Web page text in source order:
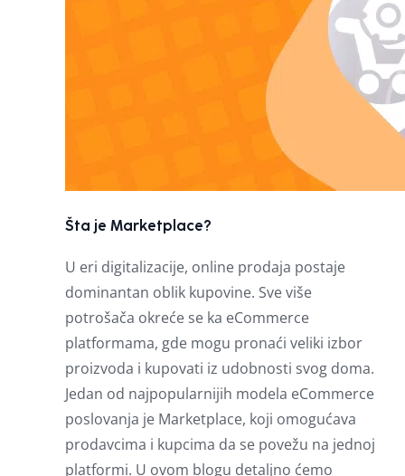
Šta je Marketplace?
U eri digitalizacije, online prodaja postaje
dominantan oblik kupovine. Sve više
potrošača okreće se ka eCommerce
platformama, gde mogu pronaći veliki izbor
proizvoda i kupovati iz udobnosti svog doma.
Jedan od najpopularnijih modela eCommerce
poslovanja je Marketplace, koji omogućava
prodavcima i kupcima da se povežu na jednoj
platformi. U ovom blogu detaljno ćemo